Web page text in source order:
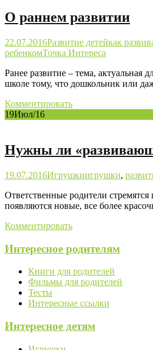
О раннем развитии
22.07.2016Развитие детейкак
ребенкомТочка Интереса
Ранее развитие – тема,
школе тому, что дошкольник или
Комментировать
19Июл/16
Нужны ли
19.07.2016Игрушкиигрушки,
Ответственные родители
появляются новые, все более
Комментировать
Интересное родителям
Книги для родителей
Фильмы для родителей
Тесты
Интересные ссылки
Интересное детям